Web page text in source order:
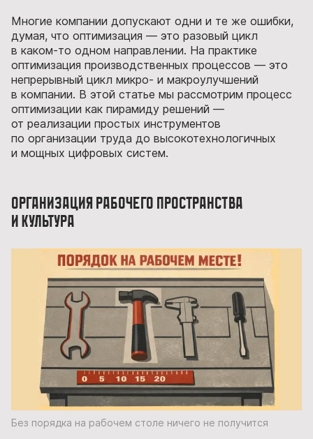
Многие компании допускают одни и те же ошибки,
думая, что оптимизация — это разовый цикл
в каком-то одном направлении. На практике
оптимизация производственных процессов — это
непрерывный цикл микро- и макроулучшений
в компании. В этой статье мы рассмотрим процесс
оптимизации как пирамиду решений —
от реализации простых инструментов
по организации труда до высокотехнологичных
и мощных цифровых систем.
Организация рабочего пространства
и культура
Без порядка на рабочем столе ничего не получится